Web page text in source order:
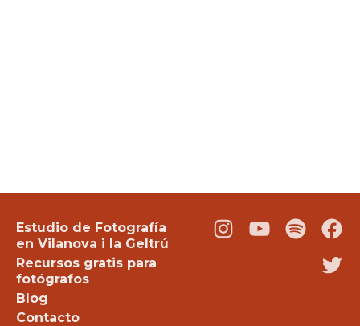
Estudio de Fotografía
en Vilanova i la Geltrú
Recursos gratis para
fotógrafos
Blog
Contacto
Instagram
YoutubePodcast